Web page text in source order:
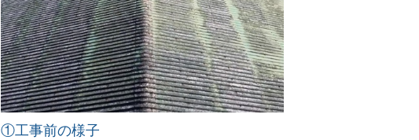
①工事前の様子